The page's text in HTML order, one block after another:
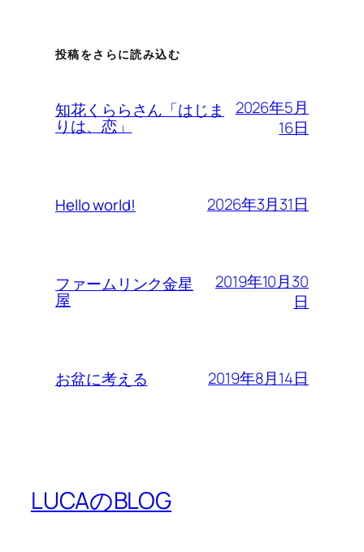
投稿をさらに読み込む
知花くららさん「はじま
りは、恋」
2026年5月
16日
Hello world! 2026年3月31日
ファームリンク金星
屋
2019年10月30
日
お盆に考える 2019年8月14日
LUCAのBLOG